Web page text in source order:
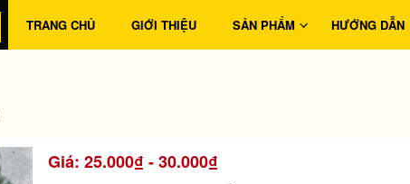
TRANG CHỦ GIỚI THIỆU SẢN PHẨM HƯỚNG DẪN
Giá: 25.000₫ - 30.000₫